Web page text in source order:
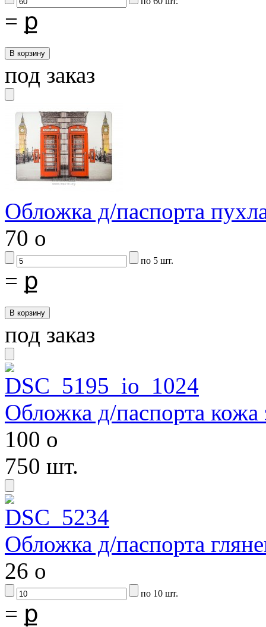
= ք
под заказ
Обложка д/паспорта
70 o
по 5 шт.
= ք
под заказ
Обложка д/паспорта кожа
100 o
750 шт.
Обложка д/паспорта
26 o
по 10 шт.
= ք